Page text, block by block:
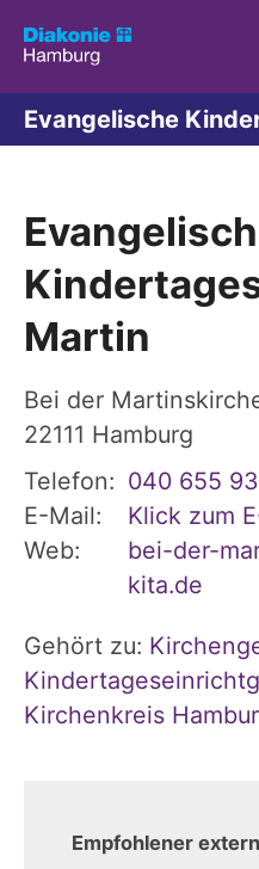
Evangelische
Martin
Bei der
22111 Hamburg
Telefon: 040 655
E-Mail:
Klick zum
Web:
bei-der-
kita.de
Gehört zu:
Kirchenkreis
Empfohlener